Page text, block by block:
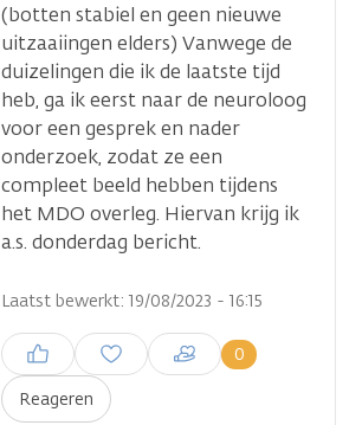
(botten stabiel en geen nieuwe
uitzaaiingen elders) Vanwege de
duizelingen die ik de laatste tijd
heb, ga ik eerst naar de neuroloog
voor een gesprek en nader
onderzoek, zodat ze een
compleet beeld hebben tijdens
het MDO overleg. Hiervan krijg ik
a.s. donderdag bericht.
Laatst bewerkt: 19/08/2023 - 16:15
Reageren
0
Inloggen om een reactie te
plaatsen